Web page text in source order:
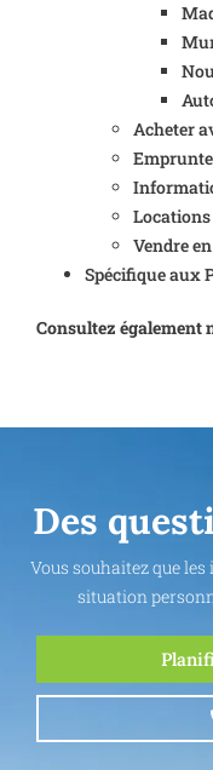
Acheter
Locations
Vendre
Spécifique aux
Consultez également
Des
Vous souhaitez que
situation